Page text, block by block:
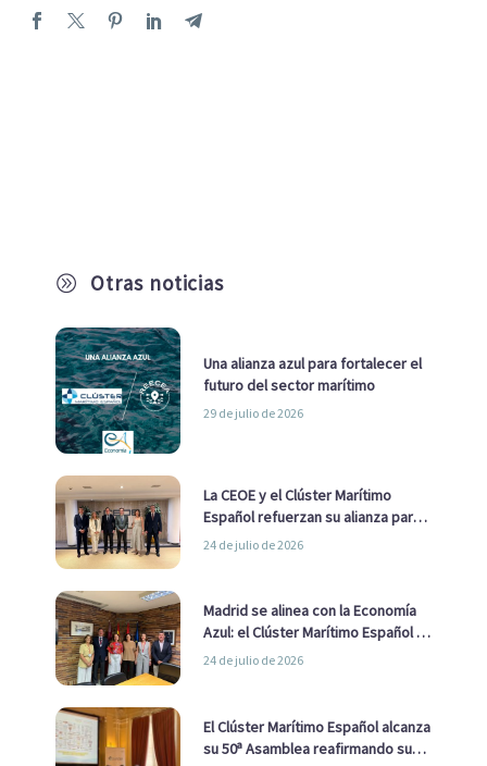
A Otras noticias
Una alianza azul para fortalecer el
futuro del sector marítimo
29 de julio de 2026
La CEOE y el Clúster Marítimo
Español refuerzan su alianza para
impulsar una estrategia Nacional
24 de julio de 2026
Madrid se alinea con la Economía
Azul: el Clúster Marítimo Español y
la Real Liga Naval avanzan alianzas
24 de julio de 2026
El Clúster Marítimo Español alcanza
su 50ª Asamblea reafirmando su